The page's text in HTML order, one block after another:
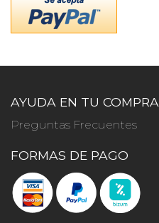
AYUDA EN TU COMPRA
Preguntas Frecuentes
FORMAS DE PAGO